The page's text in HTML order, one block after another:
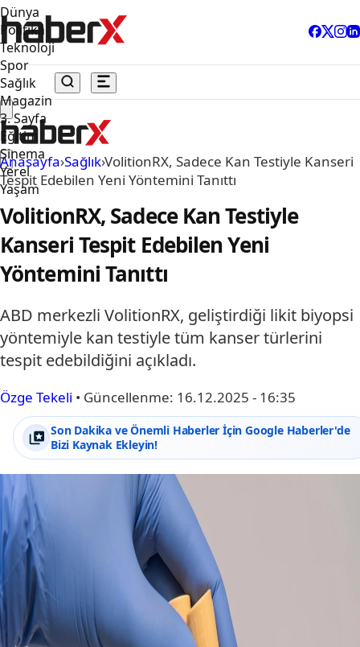
Dünya
Politika
Teknoloji
Spor
Sağlık
Magazin
3. Sayfa
Eğitim
Sinema
Yerel
Yaşam
Anasayfa›Sağlık›VolitionRX, Sadece Kan Testiyle Kanseri
Tespit Edebilen Yeni Yöntemini Tanıttı
VolitionRX, Sadece Kan Testiyle
Kanseri Tespit Edebilen Yeni
Yöntemini Tanıttı
ABD merkezli VolitionRX, geliştirdiği likit biyopsi
yöntemiyle kan testiyle tüm kanser türlerini
tespit edebildiğini açıkladı.
Özge Tekeli • Güncellenme: 16.12.2025 - 16:35
Son Dakika ve Önemli Haberler İçin Google Haberler'de
Bizi Kaynak Ekleyin!